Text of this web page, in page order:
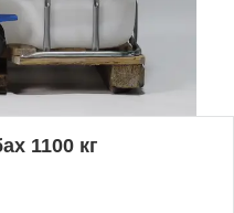
1100 кг